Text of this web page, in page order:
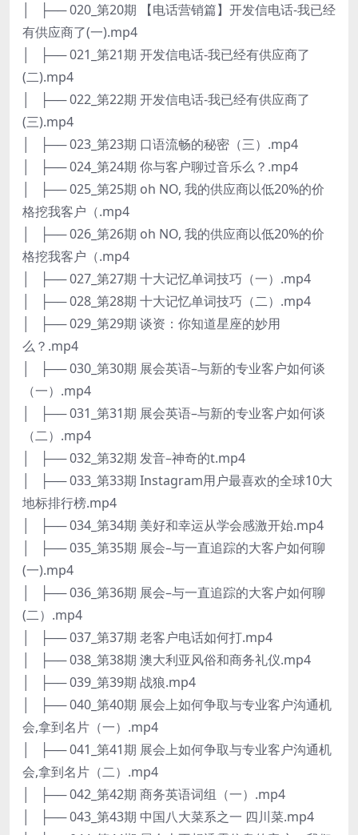
│ ├── 020_第20期 【电话营销篇】开发信电话-我已经
有供应商了(一).mp4
│ ├── 021_第21期 开发信电话-我已经有供应商了
(二).mp4
│ ├── 022_第22期 开发信电话-我已经有供应商了
(三).mp4
│ ├── 023_第23期 口语流畅的秘密（三）.mp4
│ ├── 024_第24期 你与客户聊过音乐么？.mp4
│ ├── 025_第25期 oh NO, 我的供应商以低20%的价
格挖我客户（.mp4
│ ├── 026_第26期 oh NO, 我的供应商以低20%的价
格挖我客户（.mp4
│ ├── 027_第27期 十大记忆单词技巧（一）.mp4
│ ├── 028_第28期 十大记忆单词技巧（二）.mp4
│ ├── 029_第29期 谈资：你知道星座的妙用
么？.mp4
│ ├── 030_第30期 展会英语–与新的专业客户如何谈
（一）.mp4
│ ├── 031_第31期 展会英语–与新的专业客户如何谈
（二）.mp4
│ ├── 032_第32期 发音–神奇的t.mp4
│ ├── 033_第33期 Instagram用户最喜欢的全球10大
地标排行榜.mp4
│ ├── 034_第34期 美好和幸运从学会感激开始.mp4
│ ├── 035_第35期 展会–与一直追踪的大客户如何聊
(一).mp4
│ ├── 036_第36期 展会–与一直追踪的大客户如何聊
(二）.mp4
│ ├── 037_第37期 老客户电话如何打.mp4
│ ├── 038_第38期 澳大利亚风俗和商务礼仪.mp4
│ ├── 039_第39期 战狼.mp4
│ ├── 040_第40期 展会上如何争取与专业客户沟通机
会,拿到名片（一）.mp4
│ ├── 041_第41期 展会上如何争取与专业客户沟通机
会,拿到名片（二）.mp4
│ ├── 042_第42期 商务英语词组（一）.mp4
│ ├── 043_第43期 中国八大菜系之一 四川菜.mp4